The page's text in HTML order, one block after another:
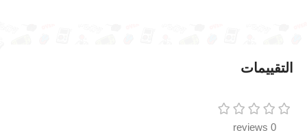
التقييمات
0 reviews